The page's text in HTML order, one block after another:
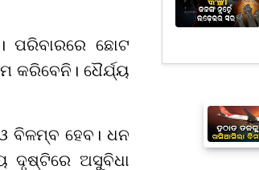
ପରିବାରରେ ଛୋଟ
କରିବେନି। ଧୈର୍ଯ୍ୟ
ବିଳମ୍ବ ହେବ। ଧନ
ଦୃଷ୍ଟିରେ ଅସୁବିଧା